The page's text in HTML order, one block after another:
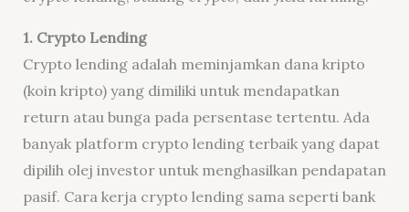
1. Crypto Lending
Crypto lending adalah meminjamkan dana kripto
(koin kripto) yang dimiliki untuk mendapatkan
return atau bunga pada persentase tertentu. Ada
banyak platform crypto lending terbaik yang dapat
dipilih olej investor untuk menghasilkan pendapatan
pasif. Cara kerja crypto lending sama seperti bank